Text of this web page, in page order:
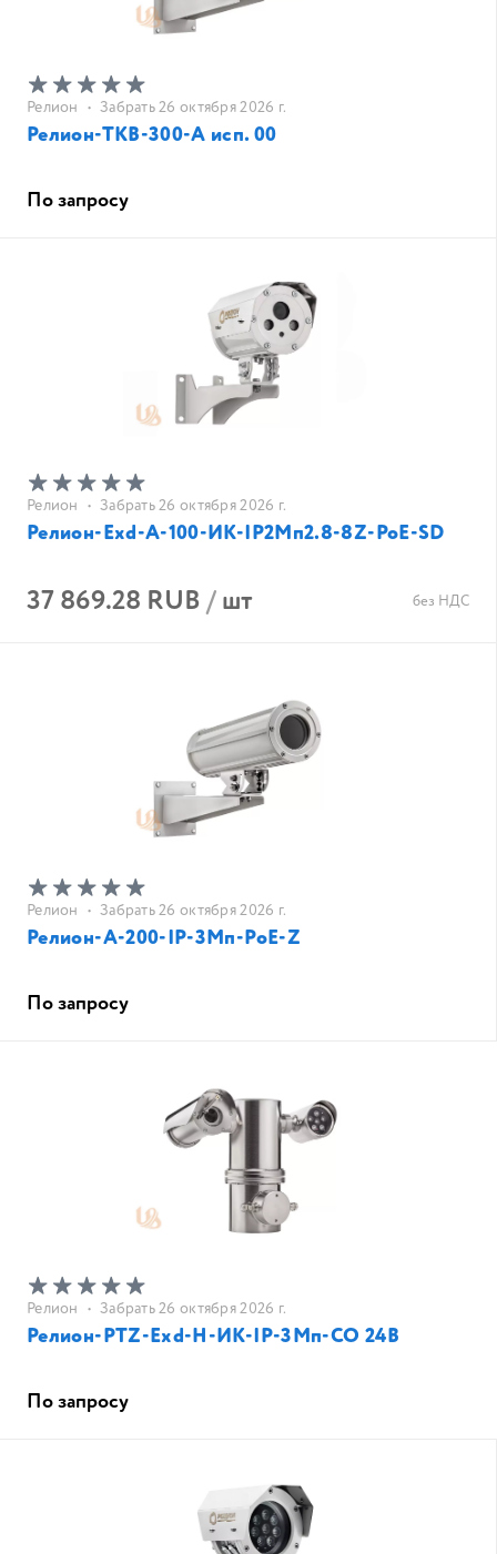
Релион • Забрать 26 октября 2026 г.
Релион-ТКВ-300-А исп. 00
По запросу
Релион • Забрать 26 октября 2026 г.
Релион-Exd-A-100-ИК-IP2Мп2.8-8Z-PoE-SD
37 869.28 RUB/шт без НДС
Релион • Забрать 26 октября 2026 г.
Релион-А-200-IP-3Мп-РоE-Z
По запросу
Релион • Забрать 26 октября 2026 г.
Релион-PTZ-Exd-Н-ИК-IP-3Мп-СО 24В
По запросу